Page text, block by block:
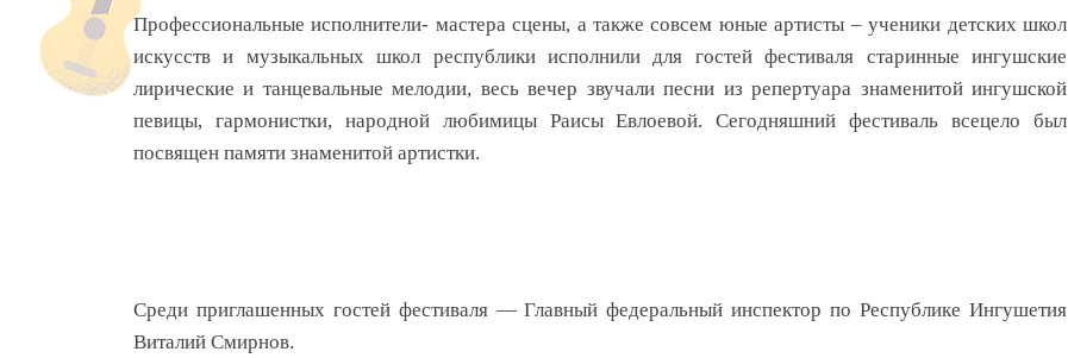
Профессиональные исполнители- мастера сцены, а также совсем юные артисты – ученики детских школ
искусств и музыкальных школ республики исполнили для гостей фестиваля старинные ингушские
лирические и танцевальные мелодии, весь вечер звучали песни из репертуара знаменитой ингушской
певицы, гармонистки, народной любимицы Раисы Евлоевой. Сегодняшний фестиваль всецело был
посвящен памяти знаменитой артистки.
Среди приглашенных гостей фестиваля — Главный федеральный инспектор по Республике Ингушетия
Виталий Смирнов.